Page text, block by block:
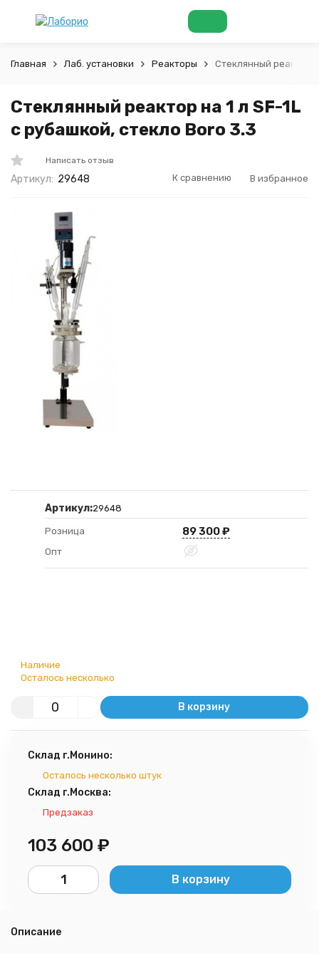
Главная Лаб. установки Реакторы Стеклянный реактор
Стеклянный реактор на 1 л SF-1L
с рубашкой, стекло Boro 3.3
Написать отзыв
Артикул: 29648 К сравнению В избранное
Артикул:29648
Розница 89 300₽
Опт
Наличие
Осталось несколько
В корзину
Склад г.Монино:
Осталось несколько штук
Склад г.Москва:
Предзаказ
103 600 ₽
В корзину
Описание